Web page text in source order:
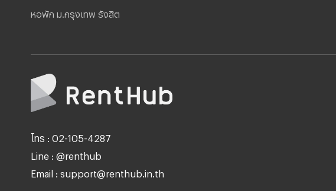
หอพัก ม.กรุงเทพ รังสิต
โทร : 02-105-4287
Line : @renthub
Email : support@renthub.in.th